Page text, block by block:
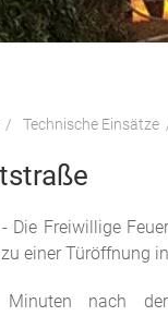
Technische Einsätze
Die Freiwillige
einer Türöffnung
Minuten nach